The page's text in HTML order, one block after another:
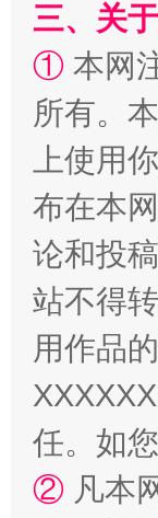
站台
三、关
① 本网
所有。
上使用
布在本
论和投
站不得
用作品
任。如
② 凡本